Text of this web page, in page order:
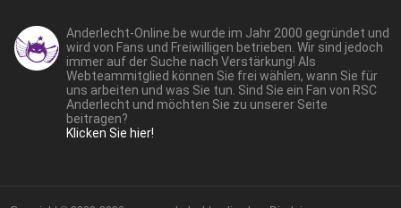
Anderlecht-Online.be wurde im Jahr 2000 gegründet und
wird von Fans und Freiwilligen betrieben. Wir sind jedoch
immer auf der Suche nach Verstärkung! Als
Webteammitglied können Sie frei wählen, wann Sie für
uns arbeiten und was Sie tun. Sind Sie ein Fan von RSC
Anderlecht und möchten Sie zu unserer Seite
beitragen?
Klicken Sie hier!